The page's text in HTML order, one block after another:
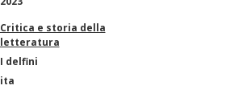
Critica e storia della
letteratura
I delfini
ita